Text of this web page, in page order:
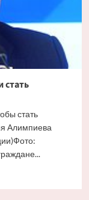
стать
стать
Алимпиева